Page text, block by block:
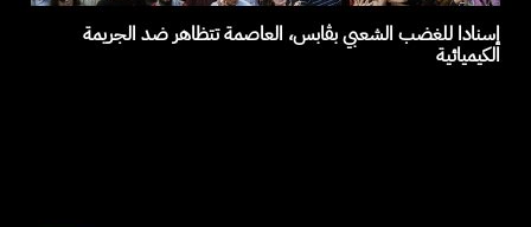
إسنادا للغضب الشعبي بڨابس، العاصمة تتظاهر ضد الجريمة
الكيميائية